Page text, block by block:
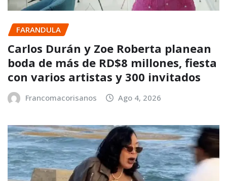
FARANDULA
Carlos Durán y Zoe Roberta planean
boda de más de RD$8 millones, fiesta
con varios artistas y 300 invitados
Francomacorisanos Ago 4, 2026